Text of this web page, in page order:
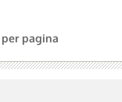
per pagina